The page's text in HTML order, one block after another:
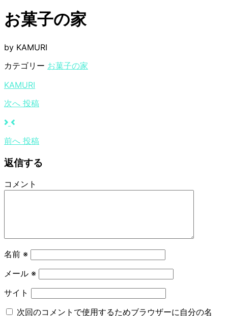
お菓子の家
by KAMURI
カテゴリー お菓子の家
KAMURI
次へ 投稿
前へ 投稿
返信する
コメント
名前 ※
メール ※
サイト
次回のコメントで使用するためブラウザーに自分の名